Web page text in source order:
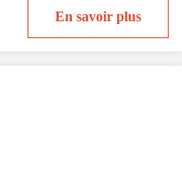
En savoir plus